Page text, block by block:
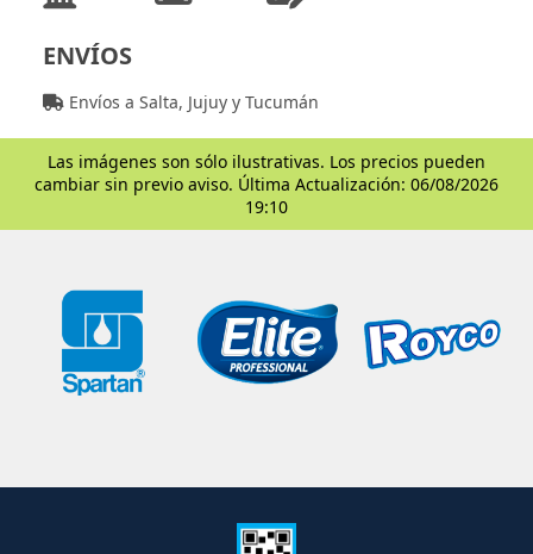
ENVÍOS
Envíos a Salta, Jujuy y Tucumán
Las imágenes son sólo ilustrativas. Los precios pueden
cambiar sin previo aviso. Última Actualización: 06/08/2026
19:10